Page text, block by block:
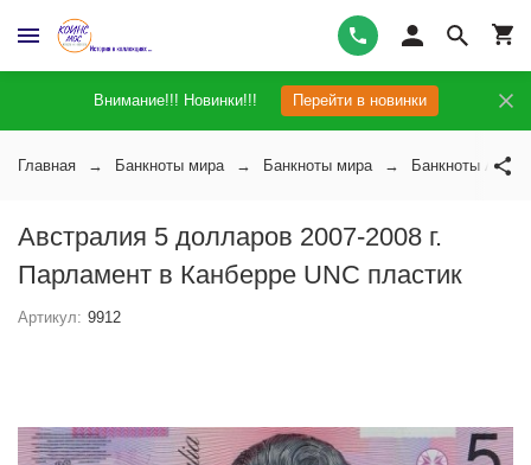
Внимание!!! Новинки!!! Перейти в новинки
Главная Банкноты мира Банкноты мира Банкноты
Австралия 5 долларов 2007-2008 г.
Парламент в Канберре UNC пластик
Артикул: 9912